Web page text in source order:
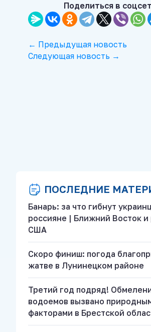
Поделиться в
← Предыдущая новость
Следующая новость →
ПОСЛЕДНИЕ
Банарь: за что гибнут
россияне | Ближний Восток и
США
Скоро финиш: погода
жатве в Лунинецком районе
Третий год подряд!
водоемов вызвано
факторами в Брестской